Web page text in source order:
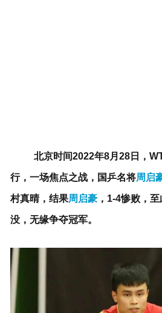
北京时间2022年8月28日，
行，一场焦点之战，国乒名将周启
村真晴，结果周启豪，1-4惨败，
没，无缘争夺冠军。